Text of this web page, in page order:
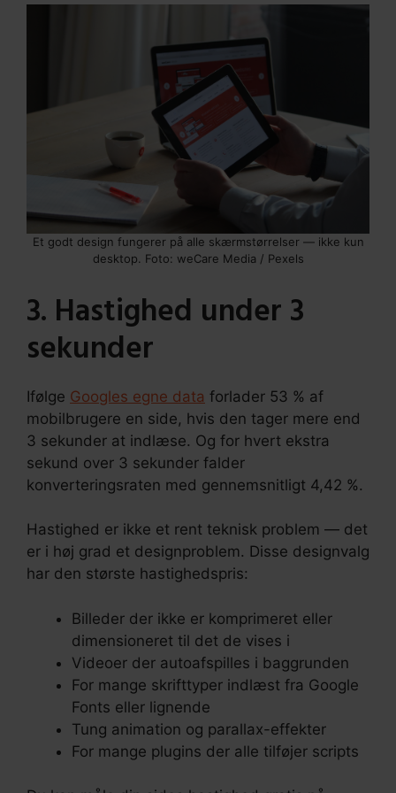
Et godt design fungerer på alle skærmstørrelser — ikke kun
desktop. Foto: weCare Media / Pexels
3. Hastighed under 3
sekunder
Ifølge Googles egne data forlader 53 % af
mobilbrugere en side, hvis den tager mere end
3 sekunder at indlæse. Og for hvert ekstra
sekund over 3 sekunder falder
konverteringsraten med gennemsnitligt 4,42 %.
Hastighed er ikke et rent teknisk problem — det
er i høj grad et designproblem. Disse designvalg
har den største hastighedspris:
Billeder der ikke er komprimeret eller
dimensioneret til det de vises i
Videoer der autoafspilles i baggrunden
For mange skrifttyper indlæst fra Google
Fonts eller lignende
Tung animation og parallax-effekter
For mange plugins der alle tilføjer scripts